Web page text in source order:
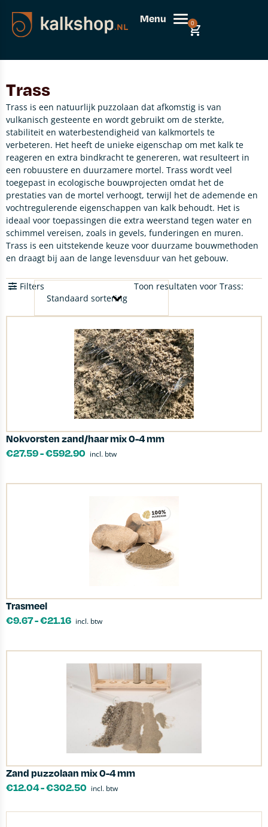
Menu 0
Trass
Trass is een natuurlijk puzzolaan dat afkomstig is van
vulkanisch gesteente en wordt gebruikt om de sterkte,
stabiliteit en waterbestendigheid van kalkmortels te
verbeteren. Het heeft de unieke eigenschap om met kalk te
reageren en extra bindkracht te genereren, wat resulteert in
een robuustere en duurzamere mortel. Trass wordt veel
toegepast in ecologische bouwprojecten omdat het de
prestaties van de mortel verhoogt, terwijl het de ademende en
vochtregulerende eigenschappen van kalk behoudt. Het is
ideaal voor toepassingen die extra weerstand tegen water en
schimmel vereisen, zoals in gevels, funderingen en muren.
Trass is een uitstekende keuze voor duurzame bouwmethoden
en draagt bij aan de lange levensduur van het gebouw.
Toon resultaten voor Trass:
Filters
Nokvorsten zand/haar mix 0-4 mm
€27.59-€592.90 incl. btw
Trasmeel
€9.67-€21.16 incl. btw
Zand puzzolaan mix 0-4 mm
€12.04-€302.50 incl. btw